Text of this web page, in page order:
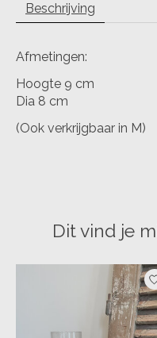
Beschrijving
Afmetingen:
Hoogte 9 cm
Dia 8 cm
(Ook verkrijgbaar in M)
Dit vind je
Items van